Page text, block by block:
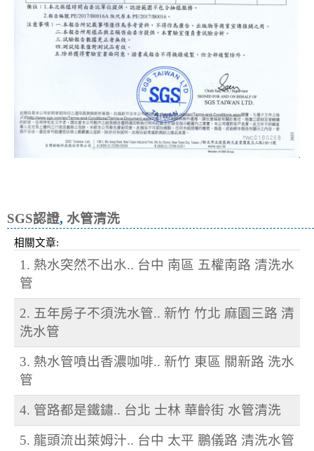
SGS認證, 水管清洗
相關文章:
1. 熱水突然不出水.. 台中 南區 五權南路 清洗水
管
2. 五年房子不須洗水管.. 新竹 竹北 麻園三路 清
洗水管
3. 熱水管噴出香濃咖啡.. 新竹 東區 關新路 洗水
管
4. 管路都是鐵鏽.. 台北 士林 華齡街 水管清洗
5. 龍頭流出萊姆汁.. 台中 太平 鵬儀路 清洗水管